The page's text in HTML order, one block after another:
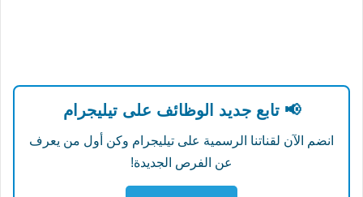
📢 تابع جديد الوظائف على تيليجرام
انضم الآن لقناتنا الرسمية على تيليجرام وكن أول من يعرف
عن الفرص الجديدة!